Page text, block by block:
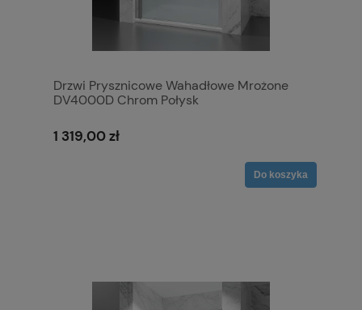
Drzwi Prysznicowe Wahadłowe Mrożone
DV4000D Chrom Połysk
1 319,00 zł
Do koszyka